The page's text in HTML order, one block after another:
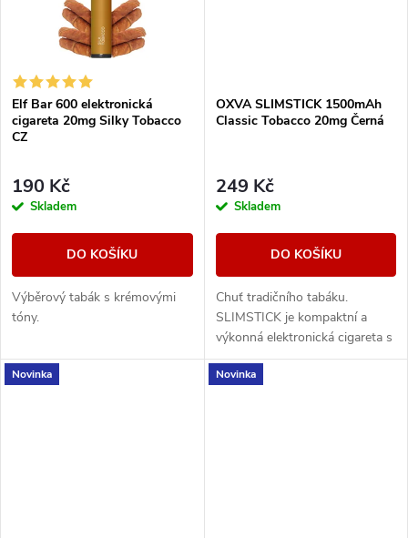
Elf Bar 600 elektronická
cigareta 20mg Silky Tobacco
CZ
190 Kč
Skladem
DO KOŠÍKU
Výběrový tabák s krémovými
tóny.
OXVA SLIMSTICK 1500mAh
Classic Tobacco 20mg Černá
249 Kč
Skladem
DO KOŠÍKU
Chuť tradičního tabáku.
SLIMSTICK je kompaktní a
výkonná elektronická cigareta s
předplněnou cartridgí o objemu
2ml.
Novinka Novinka